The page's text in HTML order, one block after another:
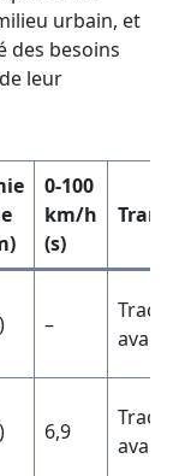
urbain, et
des besoins
leur
0-100
km/h
(s)
–
avant
6,9
avant